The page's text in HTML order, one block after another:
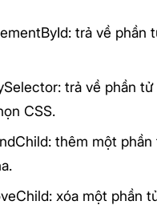
trả về phần
trả về phần
CSS.
thêm một
xóa một phần